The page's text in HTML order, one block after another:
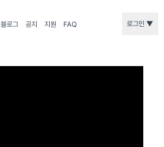
블로그 공지 지원 FAQ 로그인 ▼